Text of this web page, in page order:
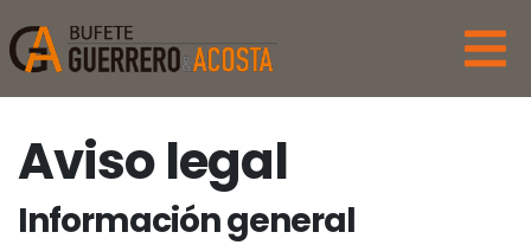
Aviso legal
Información general